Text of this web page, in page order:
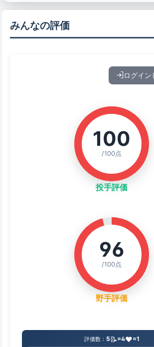
みんなの評価
ログイン
100
/100点
投手評価
96
/100点
野手評価
評価数： 5📝=4❤️=1